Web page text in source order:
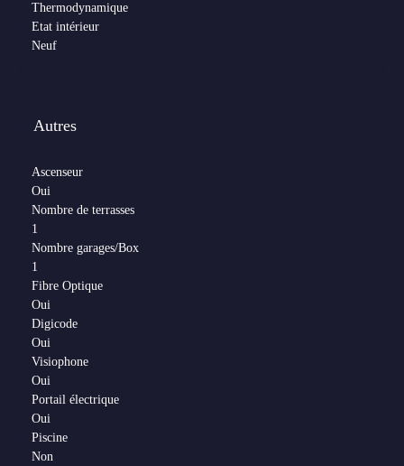
Thermodynamique
Etat intérieur
Neuf
Autres
Ascenseur
Oui
Nombre de terrasses
1
Nombre garages/Box
1
Fibre Optique
Oui
Digicode
Oui
Visiophone
Oui
Portail électrique
Oui
Piscine
Non